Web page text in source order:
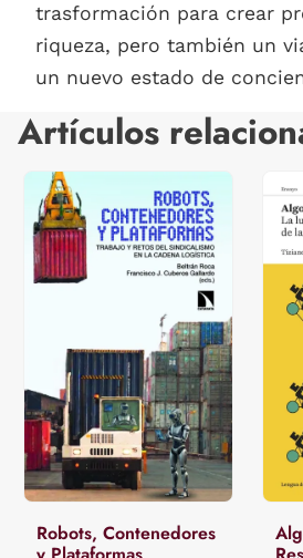
trasformación para crear
riqueza, pero también un
un nuevo estado de
Artículos
Robots, Contenedores